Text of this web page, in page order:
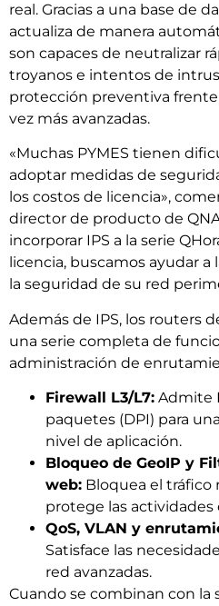
real. Gracias a una base de
actualiza de manera
son capaces de neutralizar
troyanos e intentos de
protección preventiva frente
vez más avanzadas.
«Muchas PYMES tienen
adoptar medidas de
los costos de licencia»,
director de producto de
incorporar IPS a la serie
licencia, buscamos ayudar
la seguridad de su red
Además de IPS, los routers
una serie completa de
administración de
Firewall L3/L7: Admite
paquetes (DPI) para
nivel de aplicación.
Bloqueo de GeoIP y
web: Bloquea el tráfico
protege las
QoS, VLAN y
Satisface las
red avanzadas.
Cuando se combinan con la